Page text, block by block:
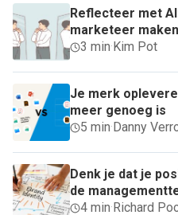
Reflecteer met
marketeer maken
3 min· Kim Pot
Je merk
meer genoeg is
5 min· Danny
Denk je dat je
de
4 min· Richard